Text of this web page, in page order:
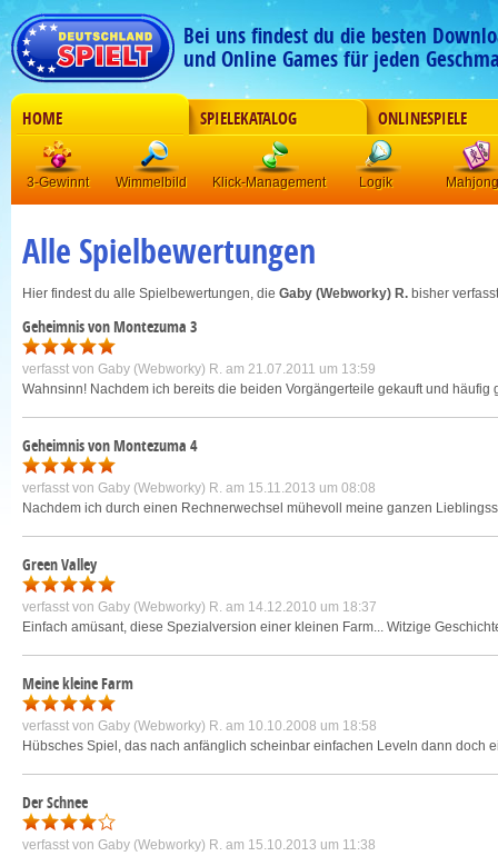
Bei uns findest du die besten
und Online Games für jeden
HOME SPIELEKATALOG ONLINESPIELE
3-Gewinnt Wimmelbild Klick-Management Logik Mahjong
Alle Spielbewertungen
Hier findest du alle Spielbewertungen, die Gaby (Webworky) R. bisher
Geheimnis von Montezuma 3
verfasst von Gaby (Webworky) R. am 21.07.2011 um 13:59
Wahnsinn! Nachdem ich bereits die beiden Vorgängerteile gekauft und
Geheimnis von Montezuma 4
verfasst von Gaby (Webworky) R. am 15.11.2013 um 08:08
Nachdem ich durch einen Rechnerwechsel mühevoll meine ganzen
Green Valley
verfasst von Gaby (Webworky) R. am 14.12.2010 um 18:37
Einfach amüsant, diese Spezialversion einer kleinen Farm... Witzige
Meine kleine Farm
verfasst von Gaby (Webworky) R. am 10.10.2008 um 18:58
Hübsches Spiel, das nach anfänglich scheinbar einfachen Leveln dann
Der Schnee
verfasst von Gaby (Webworky) R. am 15.10.2013 um 11:38